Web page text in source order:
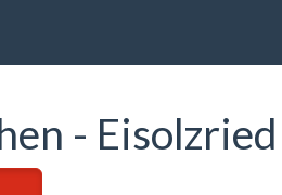
- Eisolzried